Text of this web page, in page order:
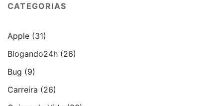
CATEGORIAS
Apple (31)
Blogando24h (26)
Bug (9)
Carreira (26)